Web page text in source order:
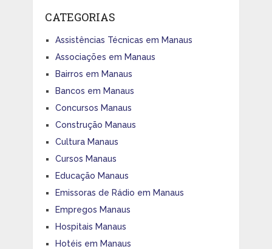
CATEGORIAS
Assistências Técnicas em Manaus
Associações em Manaus
Bairros em Manaus
Bancos em Manaus
Concursos Manaus
Construção Manaus
Cultura Manaus
Cursos Manaus
Educação Manaus
Emissoras de Rádio em Manaus
Empregos Manaus
Hospitais Manaus
Hotéis em Manaus